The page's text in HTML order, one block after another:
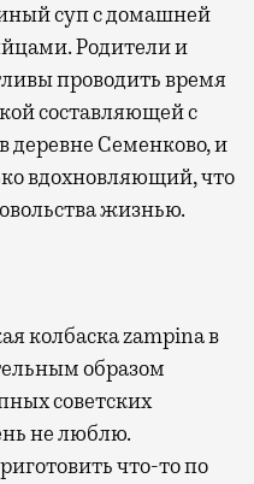
суп с домашней
Родители и
проводить время
составляющей с
Семенково, и
вдохновляющий, что
жизнью.
колбаска zampina в
образом
советских
не люблю.
что-то по